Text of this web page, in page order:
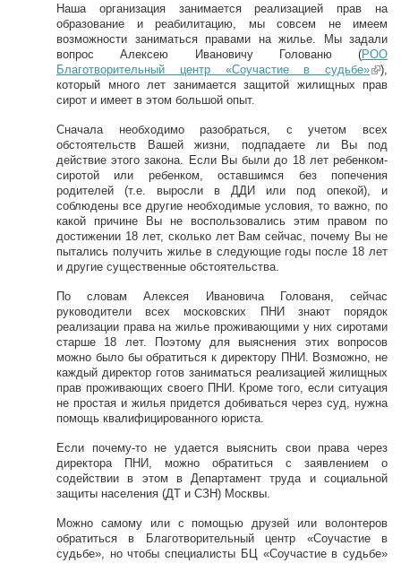
Наша организация занимается реализацией прав на
образование и реабилитацию, мы совсем не имеем
возможности заниматься правами на жилье. Мы задали
вопрос Алексею Ивановичу Голованю (РОО
Благотворительный центр «Соучастие в судьбе»(lin
k
ern
al)
),
который много лет занимается защитой жилищных прав
сирот и имеет в этом большой опыт.
Сначала необходимо разобраться, с учетом всех
обстоятельств Вашей жизни, подпадаете ли Вы под
действие этого закона. Если Вы были до 18 лет ребенком-
сиротой или ребенком, оставшимся без попечения
родителей (т.е. выросли в ДДИ или под опекой), и
соблюдены все другие необходимые условия, то важно, по
какой причине Вы не воспользовались этим правом по
достижении 18 лет, сколько лет Вам сейчас, почему Вы не
пытались получить жилье в следующие годы после 18 лет
и другие существенные обстоятельства.
По словам Алексея Ивановича Голованя, сейчас
руководители всех московских ПНИ знают порядок
реализации права на жилье проживающими у них сиротами
старше 18 лет. Поэтому для выяснения этих вопросов
можно было бы обратиться к директору ПНИ. Возможно, не
каждый директор готов заниматься реализацией жилищных
прав проживающих своего ПНИ. Кроме того, если ситуация
не простая и жилья придется добиваться через суд, нужна
помощь квалифицированного юриста.
Если почему-то не удается выяснить свои права через
директора ПНИ, можно обратиться с заявлением о
содействии в этом в Департамент труда и социальной
защиты населения (ДТ и СЗН) Москвы.
Можно самому или с помощью друзей или волонтеров
обратиться в Благотворительный центр «Соучастие в
судьбе», но чтобы специалисты БЦ «Соучастие в судьбе»